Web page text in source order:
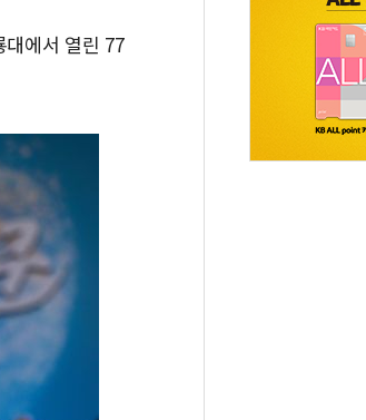
대에서 열린 77